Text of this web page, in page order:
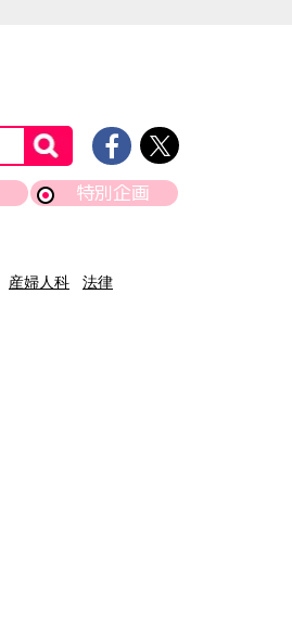
特別企画
産婦人科
法律